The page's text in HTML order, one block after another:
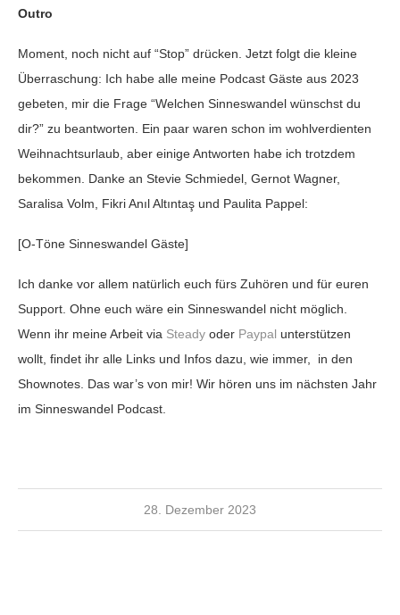
Outro
Moment, noch nicht auf “Stop” drücken. Jetzt folgt die kleine
Überraschung: Ich habe alle meine Podcast Gäste aus 2023
gebeten, mir die Frage “Welchen Sinneswandel wünschst du
dir?” zu beantworten. Ein paar waren schon im wohlverdienten
Weihnachtsurlaub, aber einige Antworten habe ich trotzdem
bekommen. Danke an Stevie Schmiedel, Gernot Wagner,
Saralisa Volm, Fikri Anıl Altıntaş und Paulita Pappel:
[O-Töne Sinneswandel Gäste]
Ich danke vor allem natürlich euch fürs Zuhören und für euren
Support. Ohne euch wäre ein Sinneswandel nicht möglich.
Wenn ihr meine Arbeit via Steady oder Paypal unterstützen
wollt, findet ihr alle Links und Infos dazu, wie immer, in den
Shownotes. Das war’s von mir! Wir hören uns im nächsten Jahr
im Sinneswandel Podcast.
28. Dezember 2023